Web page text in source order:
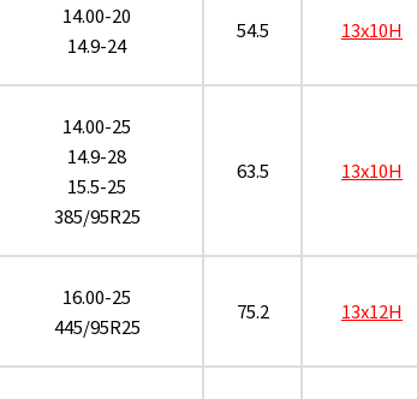
14.00-20
14.9-24
54.5 13x10H
14.00-25
14.9-28
15.5-25
385/95R25
63.5 13x10H
16.00-25
445/95R25
75.2 13x12H